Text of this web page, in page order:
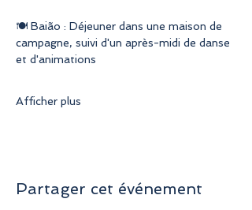
🍽️ Baião : Déjeuner dans une maison de
campagne, suivi d'un après-midi de danse
et d'animations
Afficher plus
Partager cet événement